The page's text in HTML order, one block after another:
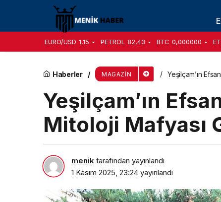
EURO/USD 1,15 PETROL 82,43 BTC 0,000000
Haberler MAGAZIN Yeşilçam’ın
Yeşilçam’ın
Mitoloji Mafyası
menik tarafından yayınlandı
1 Kasım 2025, 23:24 yayınlandı
Wilma Elles: Artık yeter! 10 çocuk da isterim